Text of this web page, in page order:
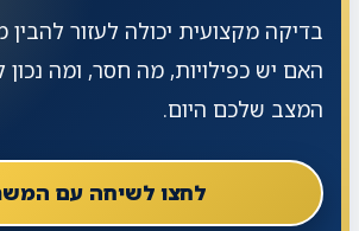
בדיקה מקצועית יכולה לעזור להבין
האם יש כפילויות, מה חסר, ומה נכון
המצב שלכם היום.
לחצו לשיחה עם